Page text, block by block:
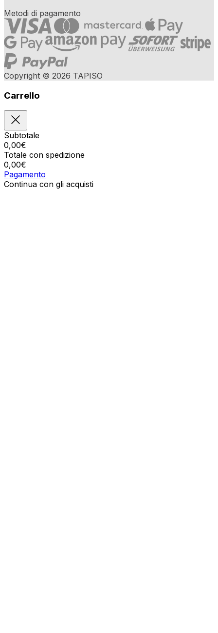
Metodi di pagamento
Copyright © 2026 TAPISO
Carrello
Subtotale
0,00€
Totale con spedizione
0,00€
Pagamento
Continua con gli acquisti